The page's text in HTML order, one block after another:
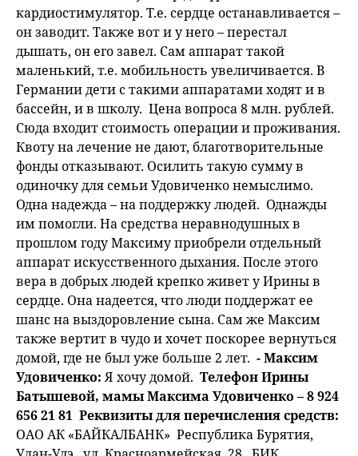
кардиостимулятор. Т.е. сердце останавливается –
он заводит. Также вот и у него – перестал
дышать, он его завел. Сам аппарат такой
маленький, т.е. мобильность увеличивается. В
Германии дети с такими аппаратами ходят и в
бассейн, и в школу. Цена вопроса 8 млн. рублей.
Сюда входит стоимость операции и проживания.
Квоту на лечение не дают, благотворительные
фонды отказывают. Осилить такую сумму в
одиночку для семьи Удовиченко немыслимо.
Одна надежда – на поддержку людей. Однажды
им помогли. На средства неравнодушных в
прошлом году Максиму приобрели отдельный
аппарат искусственного дыхания. После этого
вера в добрых людей крепко живет у Ирины в
сердце. Она надеется, что люди поддержат ее
шанс на выздоровление сына. Сам же Максим
также вертит в чудо и хочет поскорее вернуться
домой, где не был уже больше 2 лет. - Максим
Удовиченко:Я хочу домой. Телефон Ирины
Батышевой, мамы Максима Удовиченко – 8 924
656 21 81 Реквизиты для перечисления средств:
ОАО АК «БАЙКАЛБАНК» Республика Бурятия,